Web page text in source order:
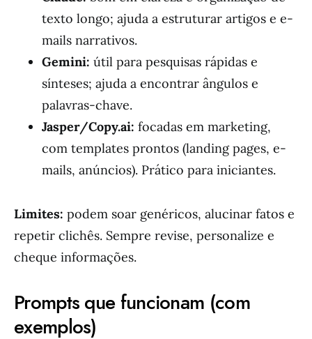
texto longo; ajuda a estruturar artigos e e-
mails narrativos.
Gemini: útil para pesquisas rápidas e
sínteses; ajuda a encontrar ângulos e
palavras-chave.
Jasper/Copy.ai: focadas em marketing,
com templates prontos (landing pages, e-
mails, anúncios). Prático para iniciantes.
Limites: podem soar genéricos, alucinar fatos e
repetir clichês. Sempre revise, personalize e
cheque informações.
Prompts que funcionam (com
exemplos)